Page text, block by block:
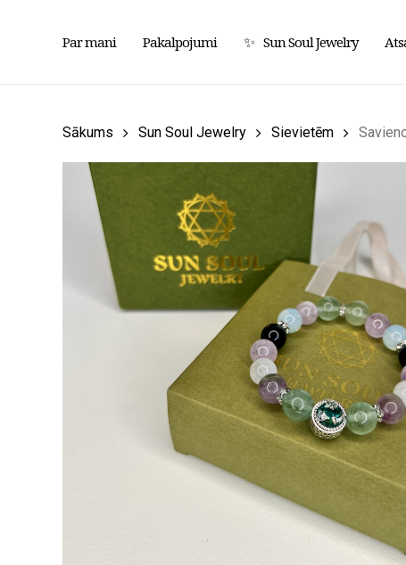
Par mani Pakalpojumi ✨ Sun Soul Jewelry
Sākums Sun Soul Jewelry Sievietēm